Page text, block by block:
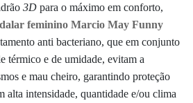
3D para o máximo em conforto,
feminino Marcio May Funny
anti bacteriano, que em conjunto
térmico e de umidade, evitam a
e mau cheiro, garantindo proteção
alta intensidade, quantidade e/ou clima